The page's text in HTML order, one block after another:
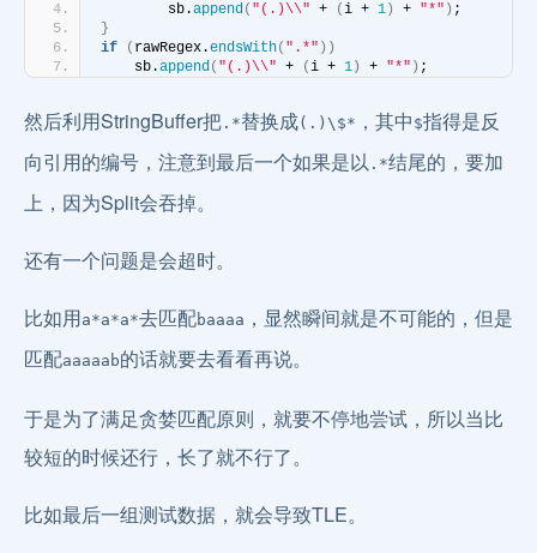
        sb.
append( "(.)\\" + (i + 1 ) + "*" ) ;
}
if
( rawRegex.endsWith( ".*" ))
    sb.
append( "(.)\\" + (i + 1 ) + "*" ) ;
然后利用StringBuffer把 .*替换成(.)\$* ，其中 $指得是反
向引用的编号，注意到最后一个如果是以 .*结尾的，要加
上，因为Split会吞掉。
还有一个问题是会超时。
比如用a*a*a*去匹配baaaa ，显然瞬间就是不可能的，但是
匹配aaaaab的话就要去看看再说。
于是为了满足贪婪匹配原则，就要不停地尝试，所以当比
较短的时候还行，长了就不行了。
比如最后一组测试数据，就会导致TLE。